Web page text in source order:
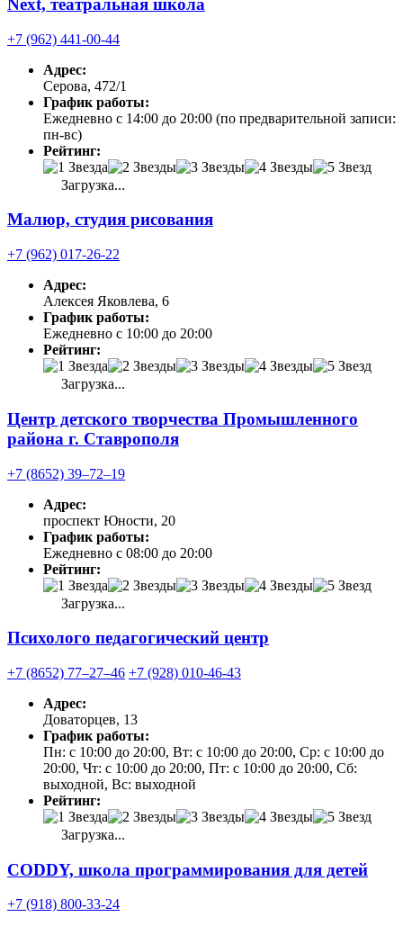
Next, театральная школа
+7 (962) 441-00-44
Адрес:
Серова, 472/1
График работы:
Ежедневно с 14:00 до 20:00 (по предварительной записи:
пн-вс)
Рейтинг:
Загрузка...
Малюр, студия рисования
+7 (962) 017-26-22
Адрес:
Алексея Яковлева, 6
График работы:
Ежедневно с 10:00 до 20:00
Рейтинг:
Загрузка...
Центр детского творчества Промышленного
района г. Ставрополя
+7 (8652) 39‒72‒19
Адрес:
проспект Юности, 20
График работы:
Ежедневно с 08:00 до 20:00
Рейтинг:
Загрузка...
Психолого педагогический центр
+7 (8652) 77‒27‒46 +7 (928) 010-46-43
Адрес:
Доваторцев, 13
График работы:
Пн: с 10:00 до 20:00, Вт: с 10:00 до 20:00, Ср: с 10:00 до
20:00, Чт: с 10:00 до 20:00, Пт: с 10:00 до 20:00, Сб:
выходной, Вс: выходной
Рейтинг:
Загрузка...
CODDY, школа программирования для детей
+7 (918) 800-33-24